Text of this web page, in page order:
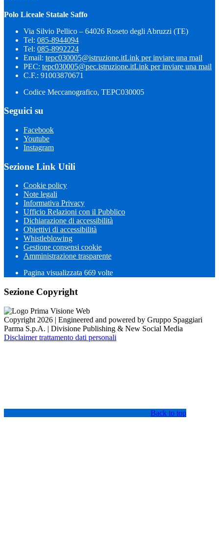
Polo Liceale Statale Saffo
Via Silvio Pellico – 64026 Roseto degli Abruzzi (TE)
Tel: 085-8944094
Tel: 085-8992224
Email: tepc030005@istruzione.itLink per inviare una mail
PEC: tepc030005@pec.istruzione.itLink per inviare una mail
C.F.: 91003870671
Codice Meccanografico, TEPC030005
Seguici su
Facebook
Youtube
Instagram
Sezione Link Utili
Cookie policy
Note legali
Informativa Privacy
Ufficio Relazioni con il Pubblico
Dichiarazione di accessibilità
Obiettivi di accessibilità
Whistleblowing
Gestione consensi cookie
Amministrazione trasparente
Pagina visualizzata 669 volte
Sezione Copyright
Copyright 2026 | Engineered and powered by Gruppo Spaggiari
Parma S.p.A. | Divisione Publishing & New Social Media
Disclaimer trattamento dati personali
Back to top